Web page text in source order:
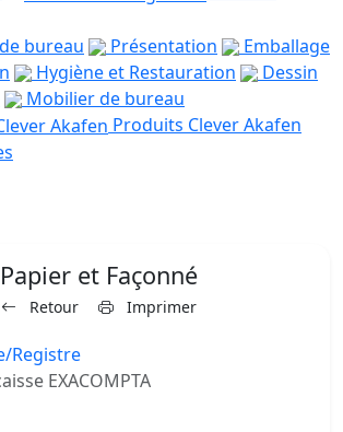
bureau
Présentation
Emballage
Hygiène et Restauration
Dessin
Mobilier de bureau
Produits Clever Akafen
Papier et Façonné
Retour Imprimer
Registre
EXACOMPTA